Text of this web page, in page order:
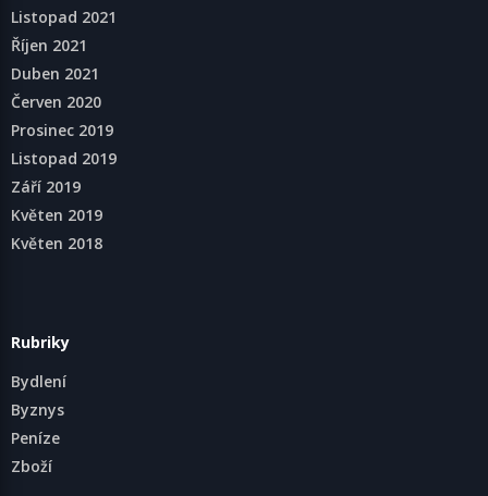
Listopad 2021
Říjen 2021
Duben 2021
Červen 2020
Prosinec 2019
Listopad 2019
Září 2019
Květen 2019
Květen 2018
Rubriky
Bydlení
Byznys
Peníze
Zboží